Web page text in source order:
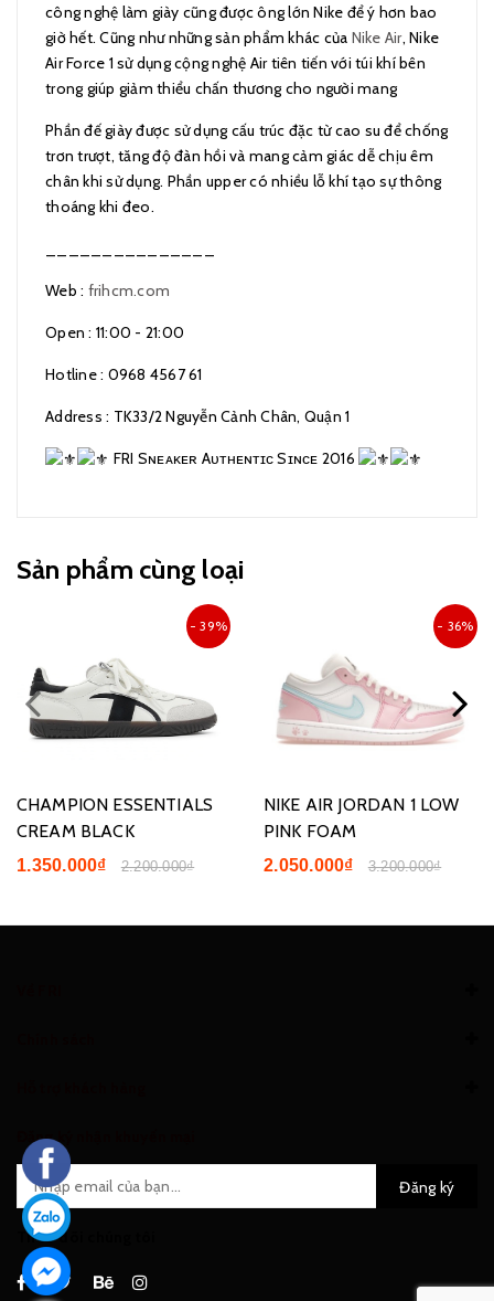
công nghệ làm giày cũng được ông lớn Nike để ý hơn bao
giờ hết. Cũng như những sản phẩm khác của Nike Air, Nike
Air Force 1 sử dụng cộng nghệ Air tiên tiến với túi khí bên
trong giúp giảm thiểu chấn thương cho người mang
Phần đế giày được sử dụng cấu trúc đặc từ cao su để chống
trơn trượt, tăng độ đàn hồi và mang cảm giác dễ chịu êm
chân khi sử dụng. Phần upper có nhiều lỗ khí tạo sự thông
thoáng khi đeo.
Web : frihcm.com
Open : 11:00 - 21:00
Hotline : 0968 4567 61
Address : TK33/2 Nguyễn Cảnh Chân, Quận 1
FRI Sɴᴇᴀᴋᴇʀ Aᴜᴛʜᴇɴᴛɪᴄ Sɪɴᴄᴇ 2016
Sản phẩm cùng loại
- 39%
CHAMPION ESSENTIALS
CREAM BLACK
1.350.000₫ 2.200.000₫
- 36%
NIKE AIR JORDAN 1 LOW
PINK FOAM
2.050.000₫ 3.200.000₫
Đăng ký nhận khuyến mại
Đăng ký
Theo dõi chúng tôi